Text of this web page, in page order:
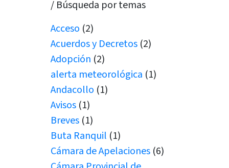
/ Búsqueda por temas
Acceso (2)
Acuerdos y Decretos (2)
Adopción (2)
alerta meteorológica (1)
Andacollo (1)
Avisos (1)
Breves (1)
Buta Ranquil (1)
Cámara de Apelaciones (6)